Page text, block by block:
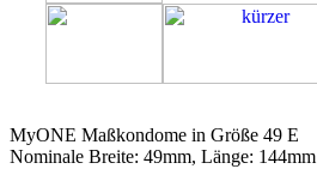
MyONE Maßkondome in Größe 49 E
Nominale Breite: 49mm, Länge: 144mm